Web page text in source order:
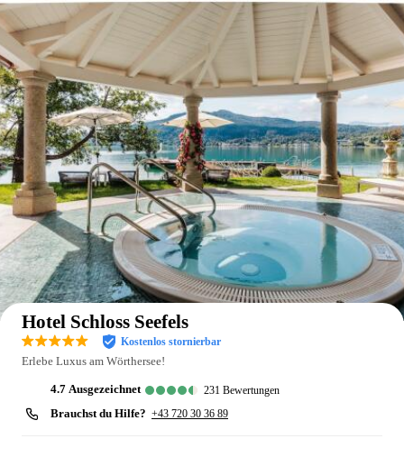
Auf der Karte anzeigen
Hotel Schloss Seefels
Kostenlos stornierbar
Erlebe Luxus am Wörthersee!
4.7 ausgezeichnet 231 Bewertungen
Brauchst du Hilfe? +43 720 30 36 89